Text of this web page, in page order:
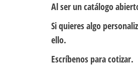
Al ser un catálogo
Si quieres algo
ello.
Escríbenos para cotizar.